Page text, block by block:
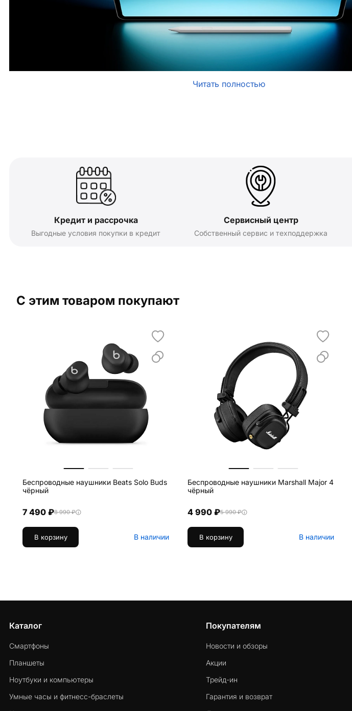
Читать полностью
Кредит и рассрочка
Выгодные условия покупки в кредит
Сервисный центр
Собственный сервис и техподдержка
С этим товаром покупают
Беспроводные наушники Beats Solo Buds
чёрный
7 490 ₽8 990 ₽
В корзину В наличии
Беспроводные наушники Marshall Major 4
чёрный
4 990 ₽5 990 ₽
В корзину В наличии
Каталог
Смартфоны
Планшеты
Ноутбуки и компьютеры
Умные часы и фитнесс-браслеты
Покупателям
Новости и обзоры
Акции
Трейд-ин
Гарантия и возврат